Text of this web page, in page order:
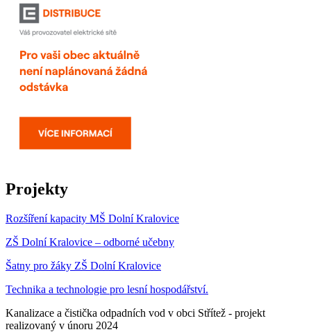
Projekty
Rozšíření kapacity MŠ Dolní Kralovice
ZŠ Dolní Kralovice – odborné učebny
Šatny pro žáky ZŠ Dolní Kralovice
Technika a technologie pro lesní hospodářství.
Kanalizace a čistička odpadních vod v obci Střítež - projekt
realizovaný v únoru 2024